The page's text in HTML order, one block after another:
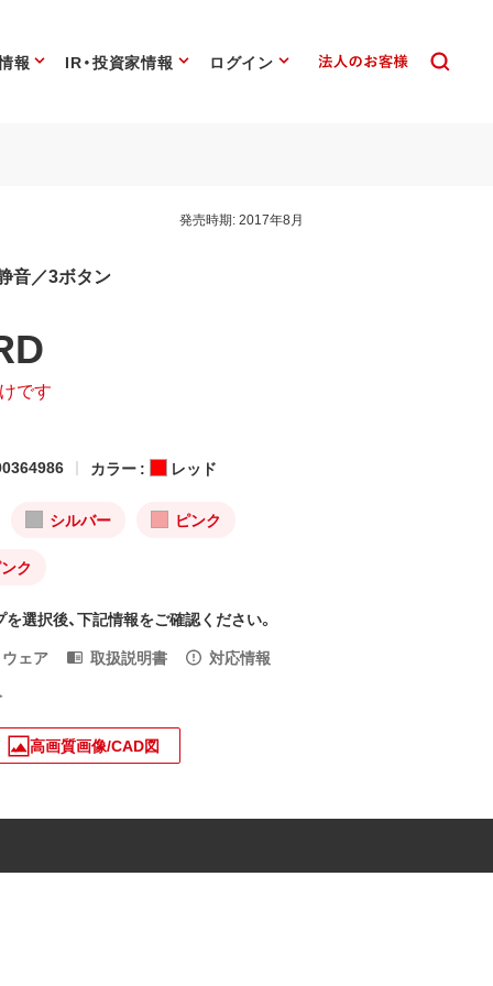
報 IR・投資家情報 ログイン
発売時期:2017年8月
音／3ボタン
です
カラー : レッド
シルバー ピンク
ク
選択後、下記情報をご確認ください。
ェア
取扱説明書
対応情報
高画質画像/CAD図